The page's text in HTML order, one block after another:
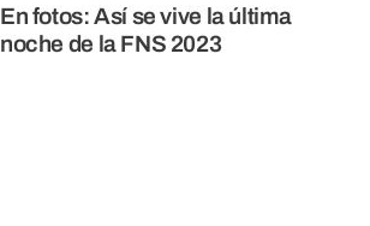
En fotos: Así se vive la última
noche de la FNS 2023